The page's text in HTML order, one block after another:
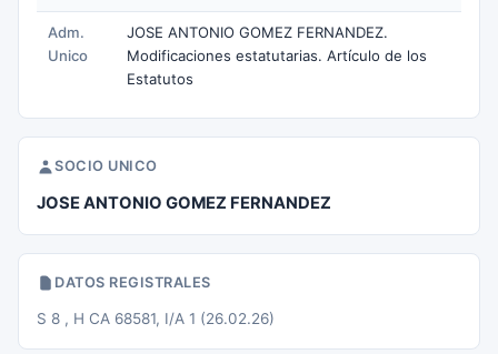
Adm.
Unico
JOSE ANTONIO GOMEZ FERNANDEZ.
Modificaciones estatutarias. Artículo de los
Estatutos
SOCIO UNICO
JOSE ANTONIO GOMEZ FERNANDEZ
DATOS REGISTRALES
S 8 , H CA 68581, I/A 1 (26.02.26)